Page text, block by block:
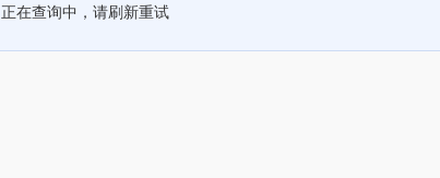
正在查询中，请刷新重试